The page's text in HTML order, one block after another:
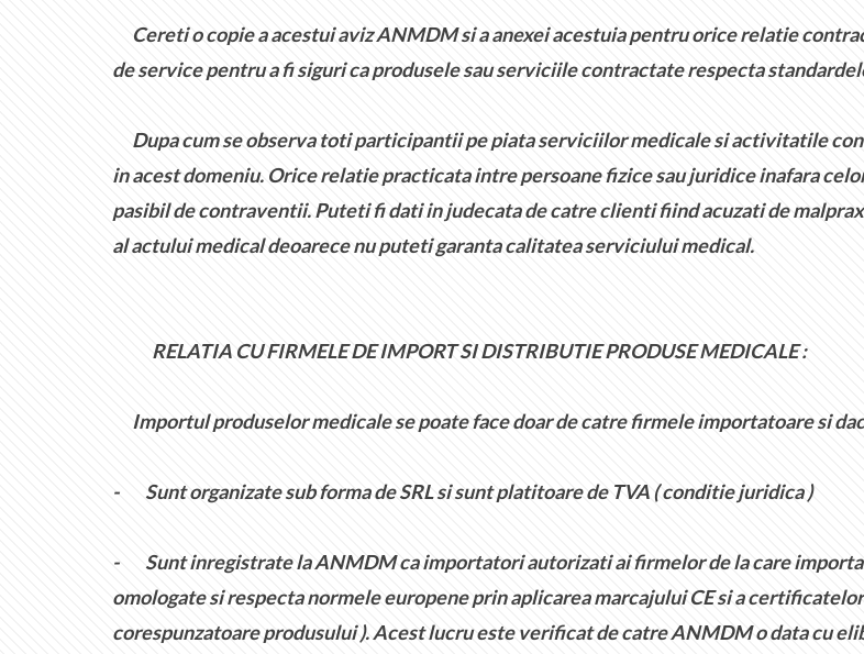
Cereti o copie a acestui aviz ANMDM si a anexei acestuia pentru orice relatie
de service pentru a fi siguri ca produsele sau serviciile contractate respecta
Dupa cum se observa toti participantii pe piata serviciilor medicale si activitatile
in acest domeniu. Orice relatie practicata intre persoane fizice sau juridice inafara
pasibil de contraventii. Puteti fi dati in judecata de catre clienti fiind acuzati de
al actului medical deoarece nu puteti garanta calitatea serviciului medical.
RELATIA CU FIRMELE DE IMPORT SI DISTRIBUTIE PRODUSE MEDICALE :
Importul produselor medicale se poate face doar de catre firmele importatoare si
- Sunt organizate sub forma de SRL si sunt platitoare de TVA ( conditie juridica )
- Sunt inregistrate la ANMDM ca importatori autorizati ai firmelor de la care
omologate si respecta normele europene prin aplicarea marcajului CE si a
corespunzatoare produsului ). Acest lucru este verificat de catre ANMDM o data cu